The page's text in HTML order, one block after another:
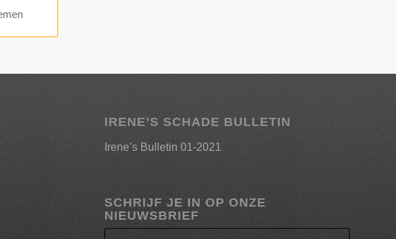
IRENE’S SCHADE BULLETIN
Irene’s Bulletin 01-2021
SCHRIJF JE IN OP ONZE
NIEUWSBRIEF